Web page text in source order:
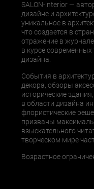
SALON-interior —
дизайне и
уникальное в
что создается в
отражение в
в курсе современных
дизайна.
События в
декора, обзоры
исторические
в области дизайна
флористические
призваны
взыскательного
творческом мире
Возрастное